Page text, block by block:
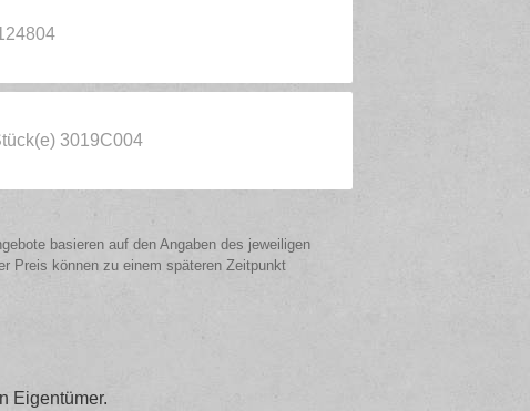
3019C004
basieren auf den Angaben des jeweiligen
Preis können zu einem späteren Zeitpunkt
Eigentümer.